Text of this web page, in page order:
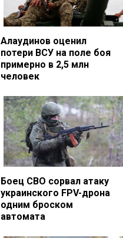
Алаудинов оценил
потери ВСУ на поле боя
примерно в 2,5 млн
человек
Боец СВО сорвал атаку
украинского FPV-дрона
одним броском
автомата